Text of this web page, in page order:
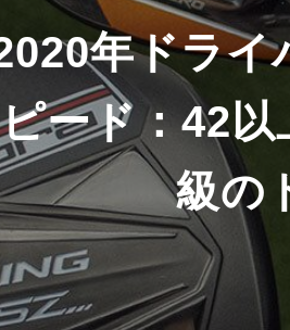
年ドライ
ピード：42
級の
ッド